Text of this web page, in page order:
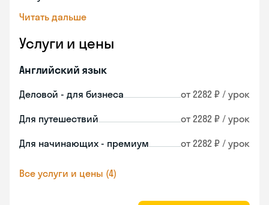
Читать дальше
Услуги и цены
Английский язык
Деловой - для бизнеса от 2282 ₽ / урок
Для путешествий от 2282 ₽ / урок
Для начинающих - премиум от 2282 ₽ / урок
Все услуги и цены (4)